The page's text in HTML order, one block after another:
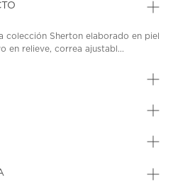
colección Sherton elaborado en piel
en relieve, correa ajustabl...